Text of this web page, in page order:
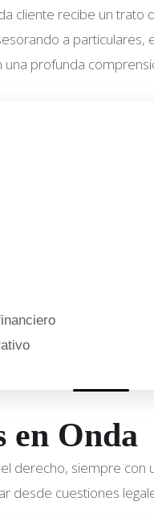
recibe un
a
profunda
en Onda
derecho, siempre
cuestiones